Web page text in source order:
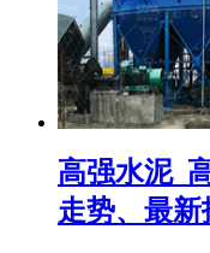
高强水泥_
走势、最新